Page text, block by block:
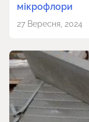
мікрофлори
27 Вересня, 2024